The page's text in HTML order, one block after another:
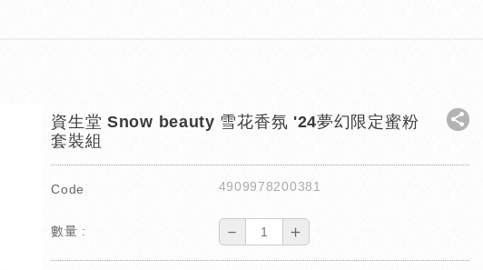
資生堂 Snow beauty 雪花香氛 '24夢幻限定蜜粉
套裝組
Code 4909978200381
數量 : － ＋